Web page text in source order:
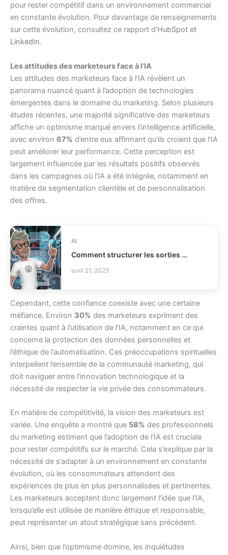
pour rester compétitif dans un environnement commercial
en constante évolution. Pour davantage de renseignements
sur cette évolution, consultez ce rapport d’HubSpot et
LinkedIn.
Les attitudes des marketeurs face à l’IA
Les attitudes des marketeurs face à l’IA révèlent un
panorama nuancé quant à l’adoption de technologies
émergentes dans le domaine du marketing. Selon plusieurs
études récentes, une majorité significative des marketeurs
affiche un optimisme marqué envers l’intelligence artificielle,
avec environ 67% d’entre eux affirmant qu’ils croient que l’IA
peut améliorer leur performance. Cette perception est
largement influencée par les résultats positifs observés
dans les campagnes où l’IA a été intégrée, notamment en
matière de segmentation clientèle et de personnalisation
des offres.
AI
Comment structurer les sorties LLM avec Outlines ?
avril 21, 2025
Cependant, cette confiance coexiste avec une certaine
méfiance. Environ 30% des marketeurs expriment des
craintes quant à l’utilisation de l’IA, notamment en ce qui
concerne la protection des données personnelles et
l’éthique de l’automatisation. Ces préoccupations spirituelles
interpellent l’ensemble de la communauté marketing, qui
doit naviguer entre l’innovation technologique et la
nécessité de respecter la vie privée des consommateurs.
En matière de compétitivité, la vision des marketeurs est
variée. Une enquête a montré que 58% des professionnels
du marketing estiment que l’adoption de l’IA est cruciale
pour rester compétitifs sur le marché. Cela s’explique par la
nécessité de s’adapter à un environnement en constante
évolution, où les consommateurs attendent des
expériences de plus en plus personnalisées et pertinentes.
Les marketeurs acceptent donc largement l’idée que l’IA,
lorsqu’elle est utilisée de manière éthique et responsable,
peut représenter un atout stratégique sans précédent.
Ainsi, bien que l’optimisme domine, les inquiétudes